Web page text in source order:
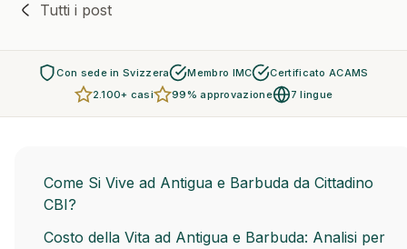
Tutti i post
Con sede in Svizzera Membro IMC
Certificato ACAMS
2.100+ casi
99% approvazione 7 lingue
Come Si Vive ad Antigua e Barbuda da Cittadino
CBI?
Costo della Vita ad Antigua e Barbuda: Analisi per